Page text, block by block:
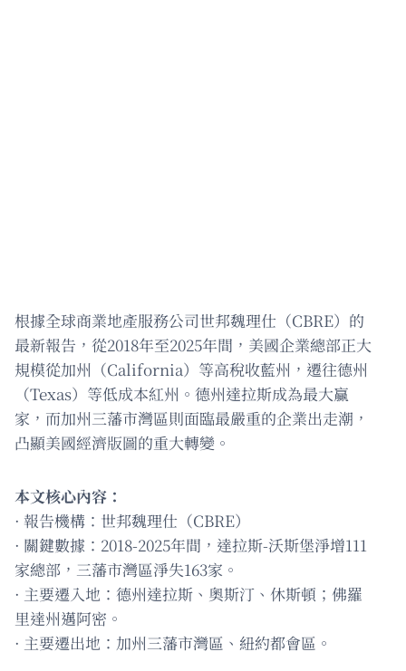
根據全球商業地產服務公司世邦魏理仕（CBRE）的
最新報告，從2018年至2025年間，美國企業總部正大
規模從加州（California）等高稅收藍州，遷往德州
（Texas）等低成本紅州。德州達拉斯成為最大贏
家，而加州三藩市灣區則面臨最嚴重的企業出走潮，
凸顯美國經濟版圖的重大轉變。
本文核心內容：
· 報告機構：世邦魏理仕（CBRE）
· 關鍵數據：2018-2025年間，達拉斯-沃斯堡淨增111
家總部，三藩市灣區淨失163家。
· 主要遷入地：德州達拉斯、奧斯汀、休斯頓；佛羅
里達州邁阿密。
· 主要遷出地：加州三藩市灣區、紐約都會區。